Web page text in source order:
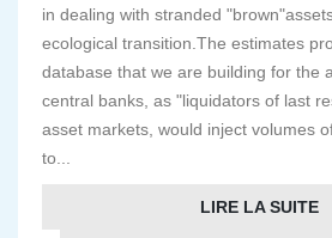
in dealing with stranded
ecological transition.The estimates
database that we are building for the
central banks, as "liquidators of last
asset markets, would inject volumes
to...
LIRE LA SUITE